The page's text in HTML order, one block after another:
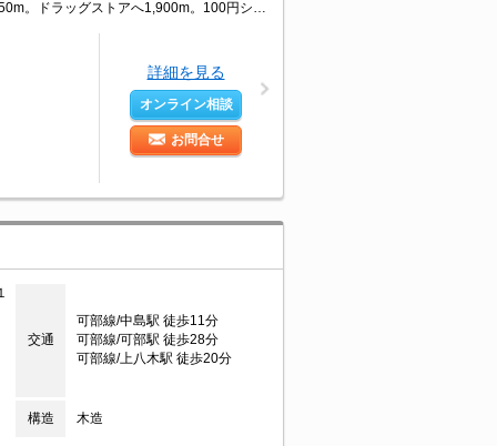
詳細を見る
オンライン相談
お問合せ
交通
可部線/中島駅 徒歩11分
可部線/可部駅 徒歩28分
可部線/上八木駅 徒歩20分
構造 木造